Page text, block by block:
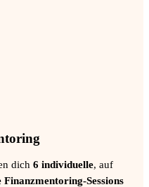
dich 6 individuelle, auf
Sessions